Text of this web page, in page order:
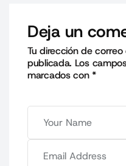
Deja un
Tu dirección de
publicada. Los
marcados con*